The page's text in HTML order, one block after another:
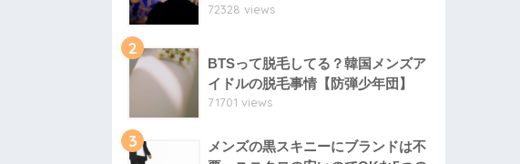
72328 views
2
BTSって脱毛してる？韓国メンズア
イドルの脱毛事情【防弾少年団】
71701 views
3
メンズの黒スキニーにブランドは不